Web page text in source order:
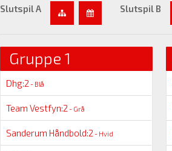
Slutspil A Slutspil B
Gruppe 1
Dhg:2 - Blå
Team Vestfyn:2 - Grå
Sanderum Håndbold:2 - Hvid